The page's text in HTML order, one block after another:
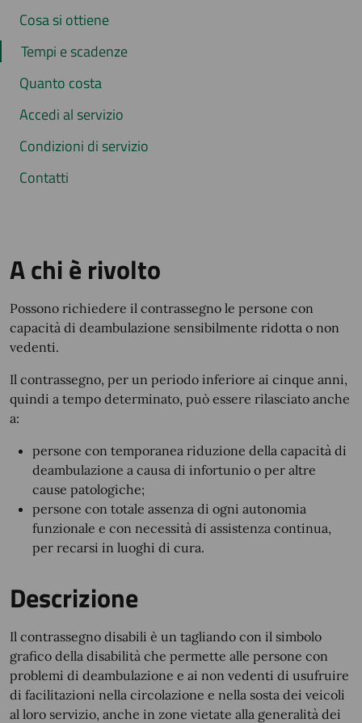
Cosa si ottiene
Tempi e scadenze
Quanto costa
Accedi al servizio
Condizioni di servizio
Contatti
A chi è rivolto
Possono richiedere il contrassegno le persone con
capacità di deambulazione sensibilmente ridotta o non
vedenti.
Il contrassegno, per un periodo inferiore ai cinque anni,
quindi a tempo determinato, può essere rilasciato anche
a:
persone con temporanea riduzione della capacità di
deambulazione a causa di infortunio o per altre
cause patologiche;
persone con totale assenza di ogni autonomia
funzionale e con necessità di assistenza continua,
per recarsi in luoghi di cura.
Descrizione
Il contrassegno disabili è un tagliando con il simbolo
grafico della disabilità che permette alle persone con
problemi di deambulazione e ai non vedenti di usufruire
di facilitazioni nella circolazione e nella sosta dei veicoli
al loro servizio, anche in zone vietate alla generalità dei